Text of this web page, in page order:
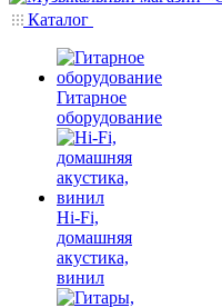
Каталог
Гитарное
оборудование
Hi-Fi,
домашняя
акустика,
винил